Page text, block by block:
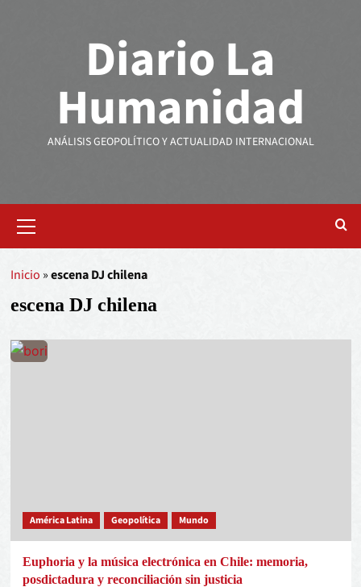
Diario La
Humanidad
ANÁLISIS GEOPOLÍTICO Y ACTUALIDAD INTERNACIONAL
Inicio »escena DJ chilena
escena DJ chilena
América Latina Geopolítica Mundo
Euphoria y la música electrónica en Chile: memoria,
posdictadura y reconciliación sin justicia